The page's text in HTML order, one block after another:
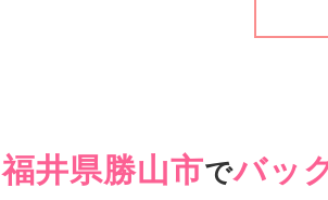
福井県勝山市でバッ